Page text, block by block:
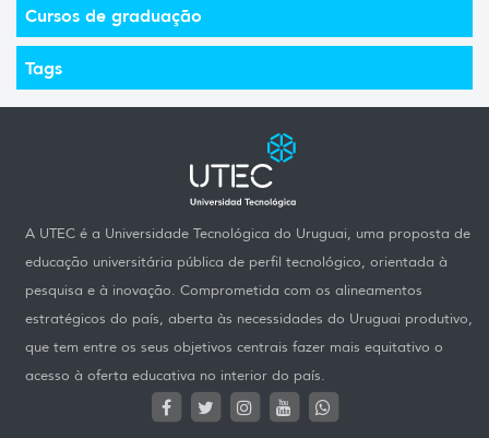
Cursos de graduação
Tags
A UTEC é a Universidade Tecnológica do Uruguai, uma proposta de
educação universitária pública de perfil tecnológico, orientada à
pesquisa e à inovação. Comprometida com os alineamentos
estratégicos do país, aberta às necessidades do Uruguai produtivo,
que tem entre os seus objetivos centrais fazer mais equitativo o
acesso à oferta educativa no interior do país.